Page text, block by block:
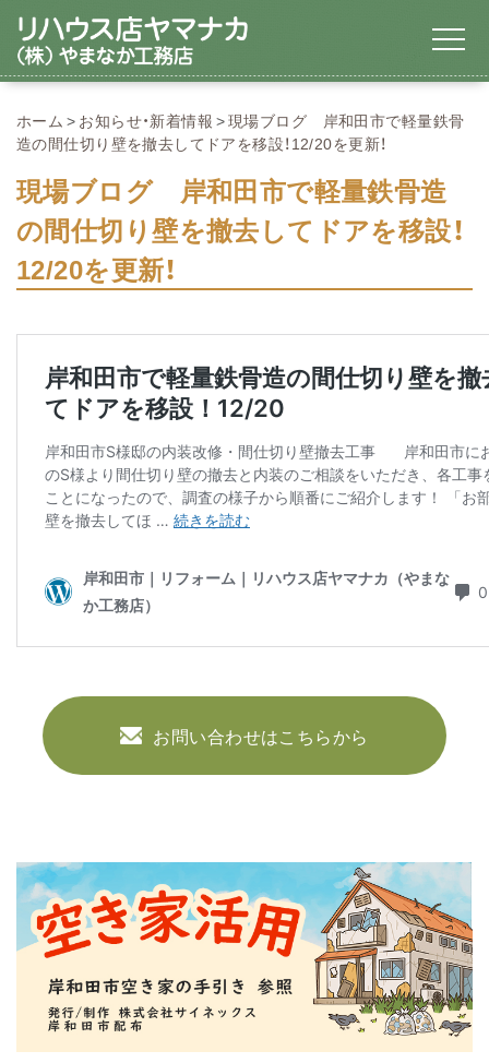
ホーム お知らせ・新着情報
現場ブログ 岸和田市で軽量鉄骨
造の間仕切り壁を撤去してドアを移設！12/20を更新！
現場ブログ 岸和田市で軽量鉄骨造
の間仕切り壁を撤去してドアを移設！
12/20を更新！
お問い合わせはこちらから